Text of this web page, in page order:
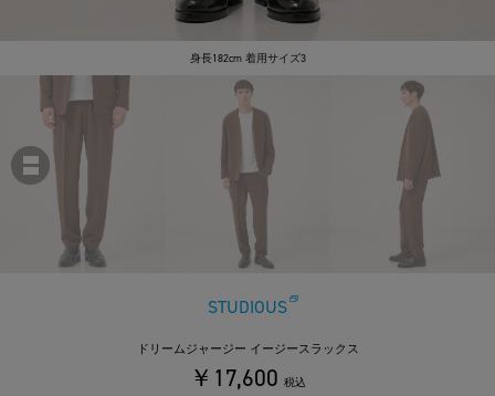
身長182cm 着用サイズ3
STUDIOUS
ドリームジャージー イージースラックス
￥17,600 税込